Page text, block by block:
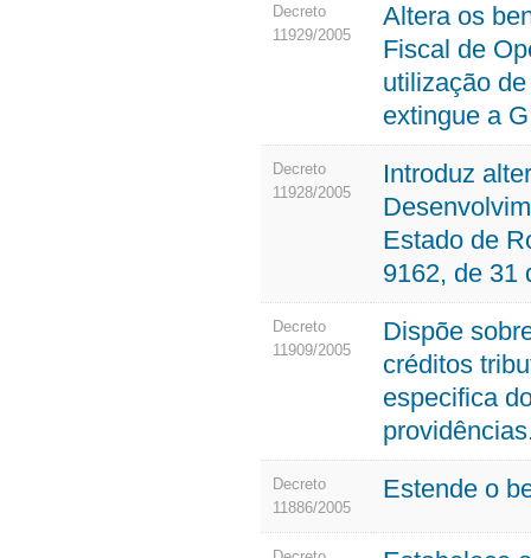
Decreto
11929/2005
Altera os
Fiscal de
utilização
extingue a
Decreto
11928/2005
Introduz
Estado de
9162, de 31
Decreto
11909/2005
Dispõe
créditos
especifica
Decreto
11886/2005
Estende o